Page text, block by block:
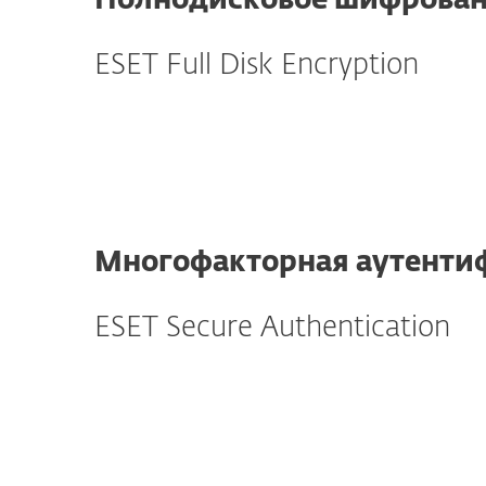
ESET Full Disk Encryption
Многофакторная
ESET Secure Authentication